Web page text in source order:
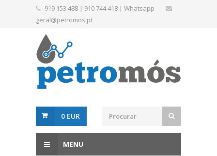
919 153 488 | 910 744 418 | Whatsapp
geral@petromos.pt
0 EUR
MENU